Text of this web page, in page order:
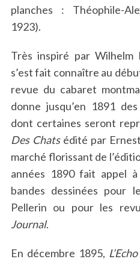
planches : Théophile-
1923).
Très inspiré par Wilhelm
s’est fait connaître au
revue du cabaret
donne jusqu’en 1891
dont certaines seront
Des Chatsédité par
marché florissant de
années 1890 fait appel
bandes dessinées pour
Pellerin ou pour les
Journal.
En décembre 1895,